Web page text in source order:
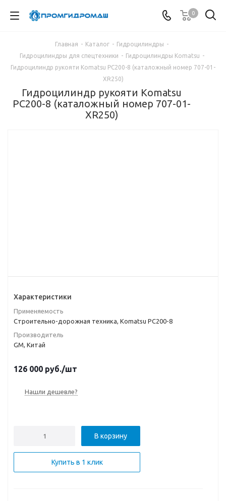
0
Главная - Каталог - Гидроцилиндры -
Гидроцилиндры для спецтехники - Гидроцилиндры Komatsu -
Гидроцилиндр рукояти Komatsu PC200-8 (каталожный номер 707-01-
XR250)
Гидроцилиндр рукояти Komatsu
PC200-8 (каталожный номер 707-01-
XR250)
Характеристики
Применяемость
Строительно-дорожная техника, Komatsu PC200-8
Производитель
GM, Китай
126 000 руб./шт
Нашли дешевле?
В корзину
Купить в 1 клик